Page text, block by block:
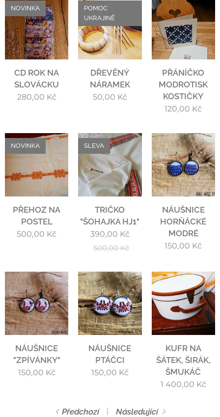
CD ROK NA
SLOVÁCKU
NOVINKA
280,00 Kč
DŘEVĚNÝ
NÁRAMEK
POMOC
UKRAJINĚ
50,00 Kč
PŘÁNÍČKO
MODROTISK
KOSTIČKY
120,00 Kč
PŘEHOZ NA
POSTEL
NOVINKA
500,00 Kč
TRIČKO
"ŠOHAJKA HJ1"
SLEVA
390,00 Kč
500,00Kč
NÁUŠNICE
HORŇÁCKÉ
MODRÉ
150,00 Kč
NÁUŠNICE
"ZPÍVÁNKY"
150,00 Kč
NÁUŠNICE
PTÁČCI
150,00 Kč
KUFR NA
ŠÁTEK, ŠIRÁK,
ŠMUKÁČ
1 400,00 Kč
Předchozí Následující